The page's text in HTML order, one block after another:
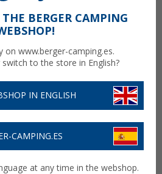
BERGER CAMPING
on www.berger-camping.es.
to the store in English?
IN ENGLISH
CAMPING.ES
at any time in the webshop.